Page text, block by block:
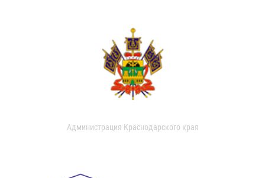
Администрация Краснодарского края